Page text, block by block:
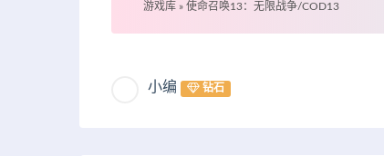
游戏库 » 使命召唤13：无限战争/COD13
小编 钻石